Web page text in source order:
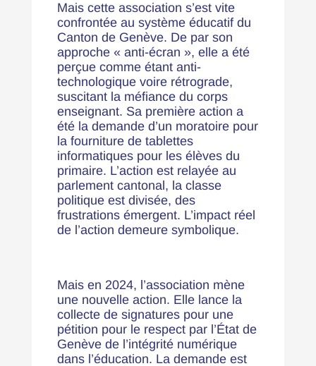
Mais cette association s’est vite
confrontée au système éducatif du
Canton de Genève. De par son
approche « anti-écran », elle a été
perçue comme étant anti-
technologique voire rétrograde,
suscitant la méfiance du corps
enseignant. Sa première action a
été la demande d’un moratoire pour
la fourniture de tablettes
informatiques pour les élèves du
primaire. L’action est relayée au
parlement cantonal, la classe
politique est divisée, des
frustrations émergent. L’impact réel
de l’action demeure symbolique.
Mais en 2024, l’association mène
une nouvelle action. Elle lance la
collecte de signatures pour une
pétition pour le respect par l’État de
Genève de l’intégrité numérique
dans l’éducation. La demande est